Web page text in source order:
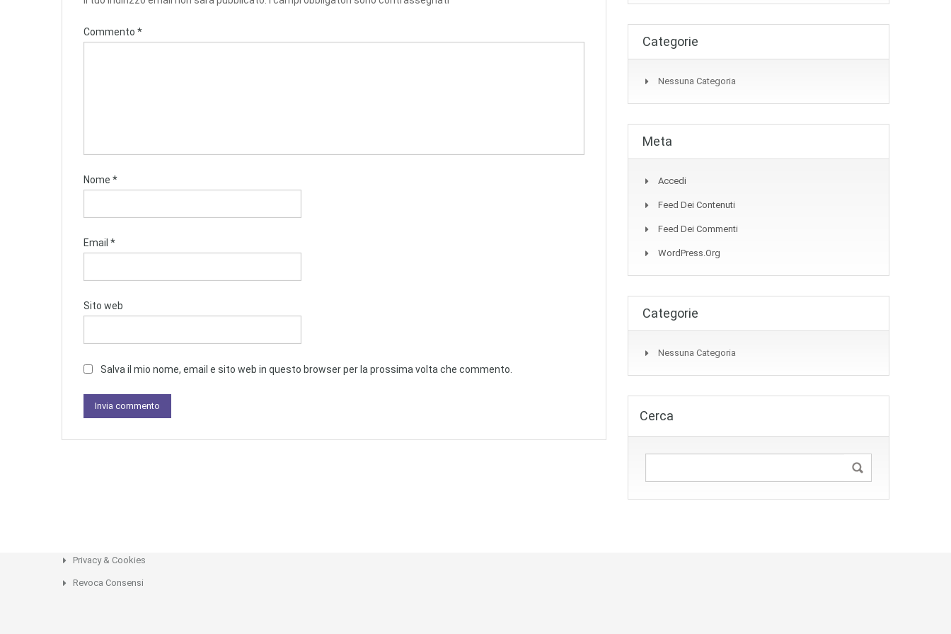
Commento *
Nome *
Email *
Sito web
Salva il mio nome, email e sito web in questo browser per la prossima volta che commento.
Categorie
Nessuna Categoria
Meta
Accedi
Feed Dei Contenuti
Feed Dei Commenti
WordPress.org
Categorie
Nessuna Categoria
Cerca
Privacy & Cookies
Revoca Consensi